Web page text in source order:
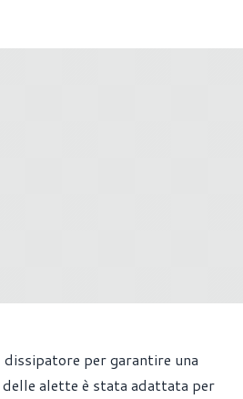
per garantire una
alette è stata adattata per